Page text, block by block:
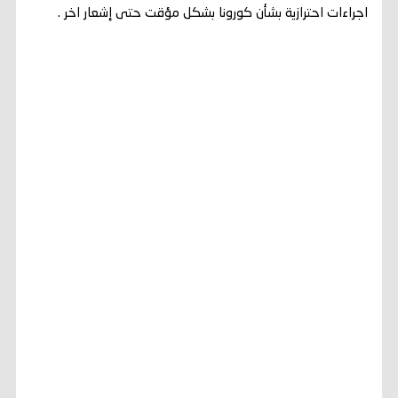
اجراءات احترازية بشأن كورونا بشكل مؤقت حتى إشعار اخر .